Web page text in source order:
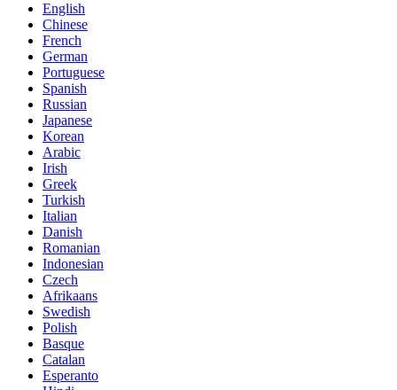
English
Chinese
French
German
Portuguese
Spanish
Russian
Japanese
Korean
Arabic
Irish
Greek
Turkish
Italian
Danish
Romanian
Indonesian
Czech
Afrikaans
Swedish
Polish
Basque
Catalan
Esperanto